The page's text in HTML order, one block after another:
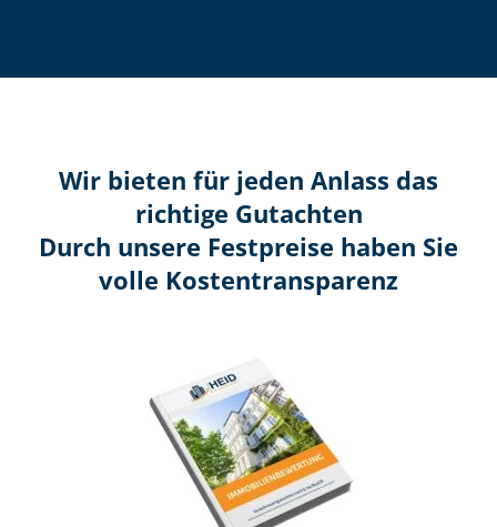
Wir bieten für jeden Anlass das
richtige Gutachten
Durch unsere Festpreise haben Sie
volle Kosten­transparenz